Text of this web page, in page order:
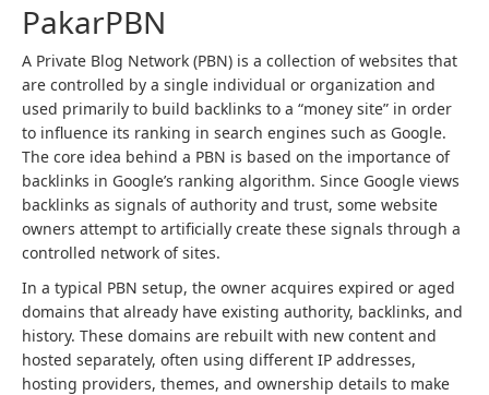
PakarPBN
A Private Blog Network (PBN) is a collection of websites that
are controlled by a single individual or organization and
used primarily to build backlinks to a “money site” in order
to influence its ranking in search engines such as Google.
The core idea behind a PBN is based on the importance of
backlinks in Google’s ranking algorithm. Since Google views
backlinks as signals of authority and trust, some website
owners attempt to artificially create these signals through a
controlled network of sites.
In a typical PBN setup, the owner acquires expired or aged
domains that already have existing authority, backlinks, and
history. These domains are rebuilt with new content and
hosted separately, often using different IP addresses,
hosting providers, themes, and ownership details to make